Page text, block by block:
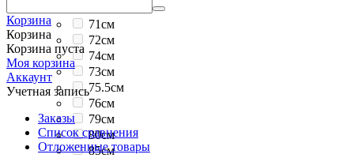
71см
72см
74см
73см
75.5см
76см
79см
80см
85см
Корзина
Корзина
Корзина пуста
Моя корзина
Аккаунт
Учетная запись
Заказы
Список сравнения
Отложенные товары